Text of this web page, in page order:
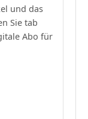
und das
Sie tab
Abo für